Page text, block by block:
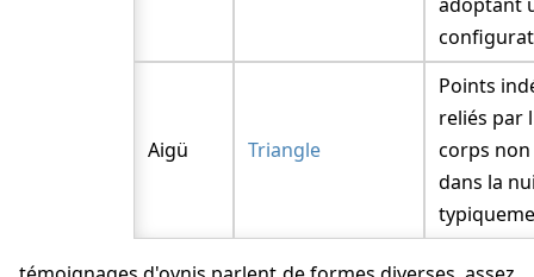
Aigü Triangle
Points
reliés par
corps
dans la